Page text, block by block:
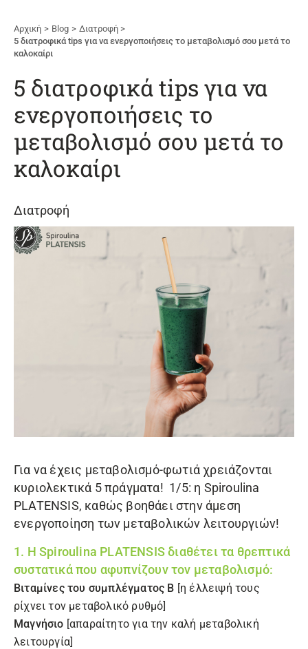
Αρχική Blog
Διατροφή
5 διατροφικά tips για να ενεργοποιήσεις το μεταβολισμό σου μετά το
καλοκαίρι
5 διατροφικά tips για να
ενεργοποιήσεις το
μεταβολισμό σου μετά το
καλοκαίρι
Διατροφή
Για να έχεις μεταβολισμό-φωτιά χρειάζονται
κυριολεκτικά 5 πράγματα! 1/5: η Spiroulina
PLATENSIS, καθώς βοηθάει στην άμεση
ενεργοποίηση των μεταβολικών λειτουργιών!
1. Η Spiroulina PLATENSIS διαθέτει τα θρεπτικά
συστατικά που αφυπνίζουν τον μεταβολισμό:
Βιταμίνες του συμπλέγματος Β [η έλλειψή τους
ρίχνει τον μεταβολικό ρυθμό]
Μαγνήσιο [απαραίτητο για την καλή μεταβολική
λειτουργία]